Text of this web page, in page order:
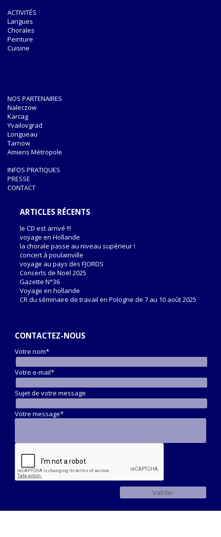
ACTIVITÉS
Langues
Chorales
Peinture
Cuisine
NOS PARTENAIRES
Naleczow
Karcag
Yvailovgrad
Longueau
Tarnow
Amiens Métropole
INFOS PRATIQUES
PRESSE
CONTACT
ARTICLES RÉCENTS
le CD est arrivé !!!
voyage en Hollande
la chorale passe au niveau supérieur !
concert à poulainville
voyage au pays des FJORDS
Concerts de Noël 2025
Gazette N°36
Voyage en hollande
CR du séminaire de travail en Pologne de 7 au 10 août 2025
CONTACTEZ-NOUS
Votre nom*
Votre e-mail*
Sujet de votre message
Votre message*